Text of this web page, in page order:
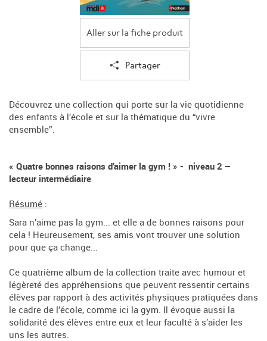
Aller sur la fiche produit
Partager
Découvrez une collection qui porte sur la vie quotidienne
des enfants à l’école et sur la thématique du “vivre
ensemble”.
« Quatre bonnes raisons d’aimer la gym ! » - niveau 2 –
lecteur intermédiaire
Résumé :
Sara n’aime pas la gym... et elle a de bonnes raisons pour
cela ! Heureusement, ses amis vont trouver une solution
pour que ça change...
Ce quatrième album de la collection traite avec humour et
légèreté des appréhensions que peuvent ressentir certains
élèves par rapport à des activités physiques pratiquées dans
le cadre de l’école, comme ici la gym. Il évoque aussi la
solidarité des élèves entre eux et leur faculté à s’aider les
uns les autres.